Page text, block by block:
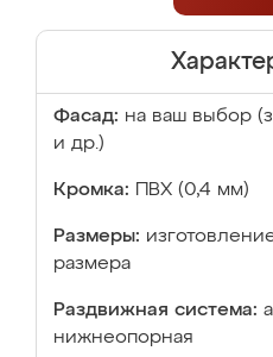
Фасад: на ваш выбор
и др.)
Кромка: ПВХ (0,4 мм)
Размеры:
размера
Раздвижная система:
нижнеопорная